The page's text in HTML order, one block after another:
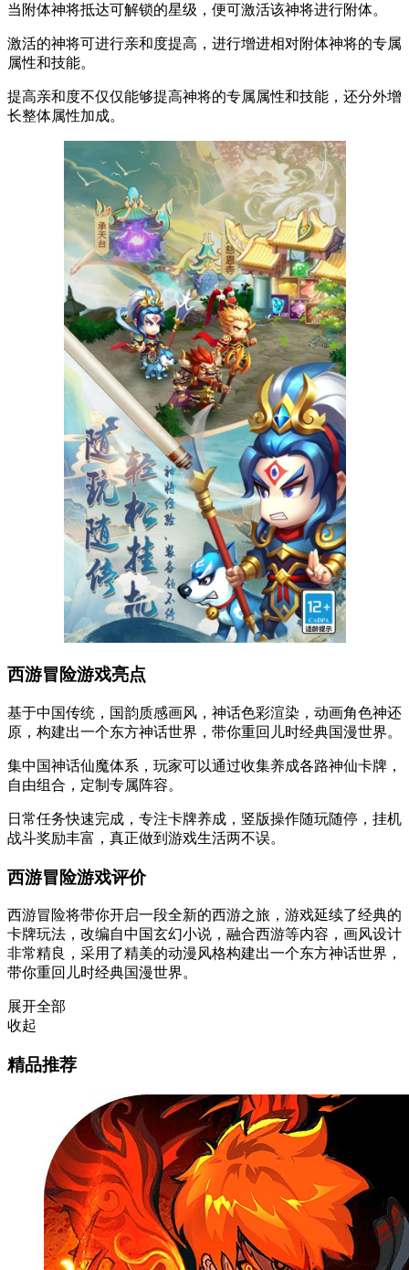
当附体神将抵达可解锁的星级，便可激活该神将进行附体。
激活的神将可进行亲和度提高，进行增进相对附体神将的专属
属性和技能。
提高亲和度不仅仅能够提高神将的专属属性和技能，还分外增
长整体属性加成。
西游冒险游戏亮点
基于中国传统，国韵质感画风，神话色彩渲染，动画角色神还
原，构建出一个东方神话世界，带你重回儿时经典国漫世界。
集中国神话仙魔体系，玩家可以通过收集养成各路神仙卡牌，
自由组合，定制专属阵容。
日常任务快速完成，专注卡牌养成，竖版操作随玩随停，挂机
战斗奖励丰富，真正做到游戏生活两不误。
西游冒险游戏评价
西游冒险将带你开启一段全新的西游之旅，游戏延续了经典的
卡牌玩法，改编自中国玄幻小说，融合西游等内容，画风设计
非常精良，采用了精美的动漫风格构建出一个东方神话世界，
带你重回儿时经典国漫世界。
展开全部
收起
精品推荐